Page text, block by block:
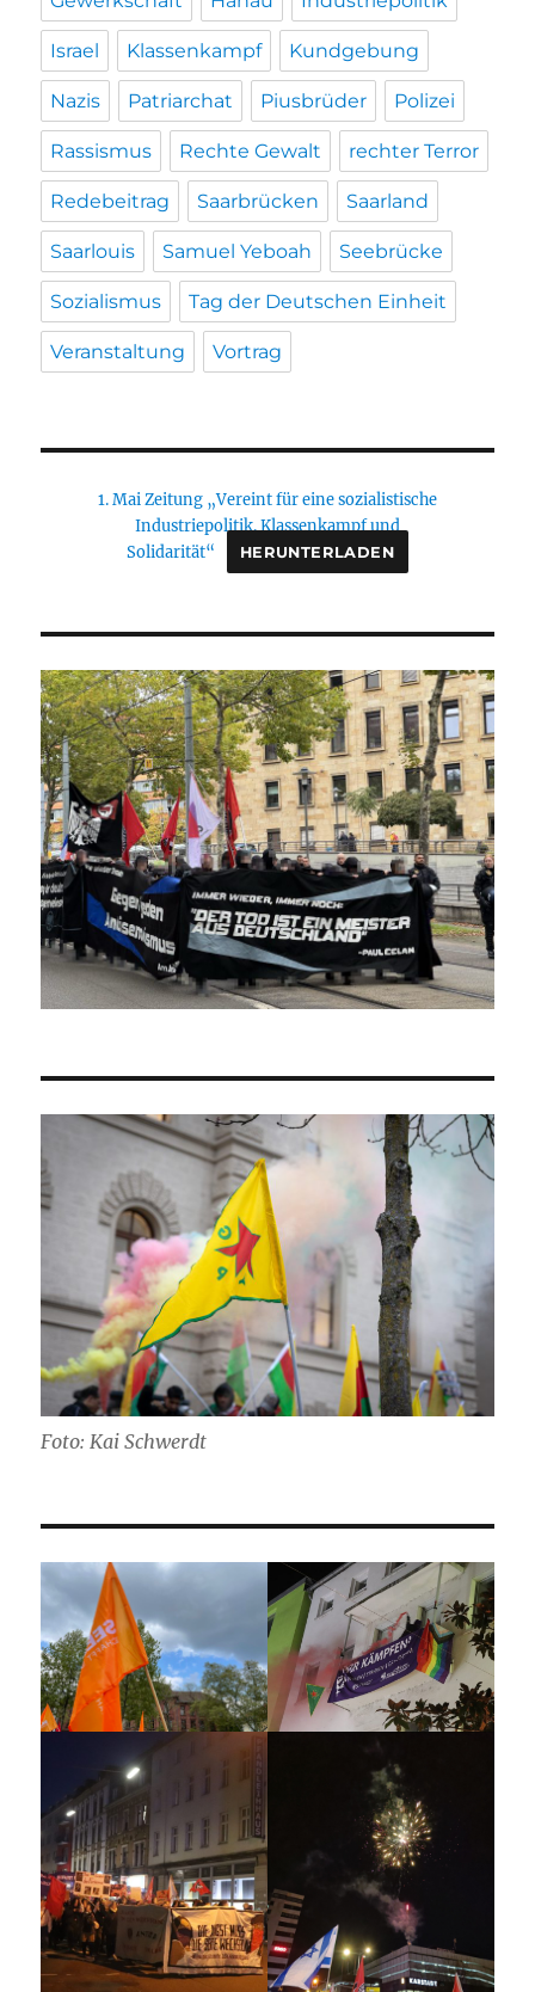
Israel Klassenkampf Kundgebung
Nazis Patriarchat Piusbrüder Polizei
Rassismus Rechte Gewalt rechter Terror
Redebeitrag Saarbrücken Saarland
Saarlouis Samuel Yeboah Seebrücke
Sozialismus Tag der Deutschen Einheit
Veranstaltung Vortrag
1. Mai Zeitung „Vereint für eine sozialistische
Industriepolitik. Klassenkampf und
Solidarität“
HERUNTERLADEN
Foto: Kai Schwerdt